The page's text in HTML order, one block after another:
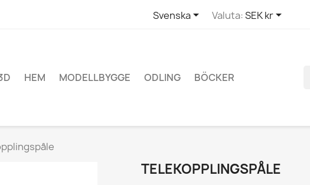
Svenska Valuta:SEK kr
HEM MODELLBYGGE ODLING BÖCKER
TELEKOPPLINGSPÅLE